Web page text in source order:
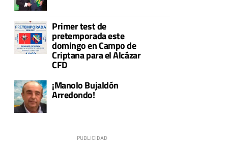
Primer test de
pretemporada este
domingo en Campo de
Criptana para el Alcázar
CFD
¡Manolo Bujaldón
Arredondo!